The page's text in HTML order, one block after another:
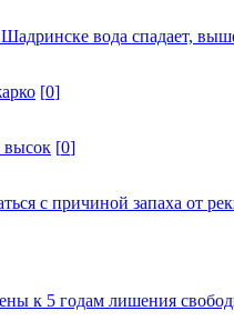
Шадринске вода спадает,
[0]
высок [0]
с причиной запаха от
к 5 годам лишения